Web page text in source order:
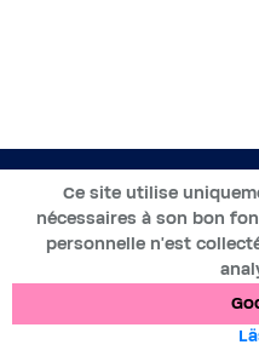
2019-2025 ©BWT by Wess
DataskyddCookiesJuridiska
Ce site utilise
nécessaires à son bon
personnelle n’est